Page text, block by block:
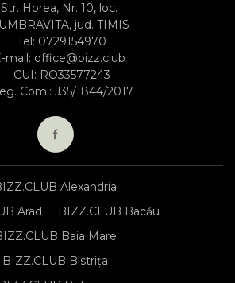
Str. Horea, Nr. 10, loc.
jud. TIMIS
Tel: 0729154970
mail: office@bizz.club
CUI: RO33577243
Com.: J35/1844/2017
Alexandria
Arad
BIZZ.CLUB Bacău
Baia Mare
BIZZ.CLUB Bistrița